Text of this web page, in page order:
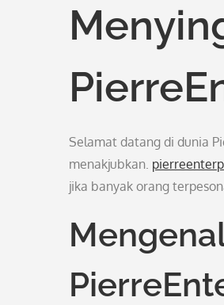
Selamat datang di dunia
menakjubkan.
jika banyak orang